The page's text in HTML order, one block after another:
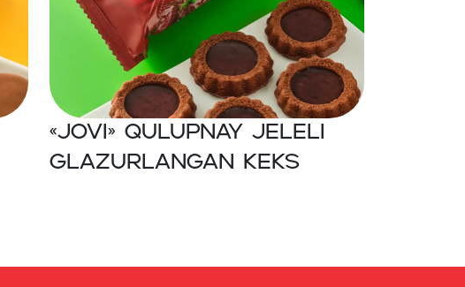
«JOVI» Qulupnay jeleli
glazurlangan keks